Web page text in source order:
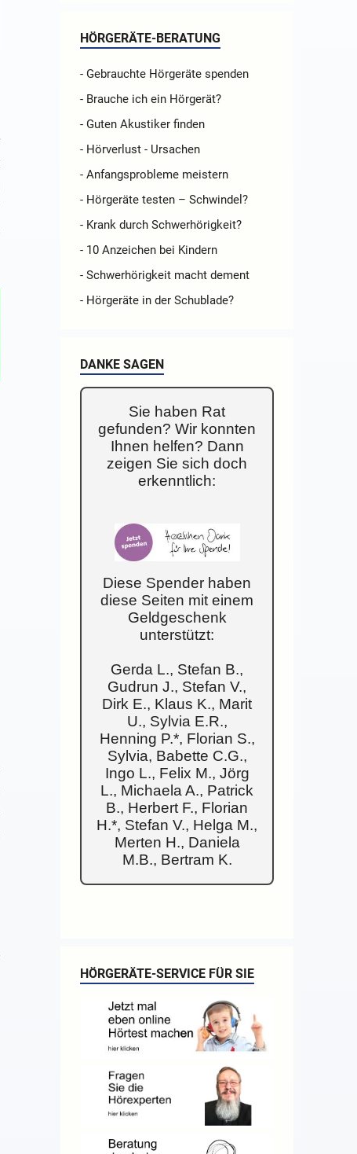
HÖRGERÄTE-BERATUNG
- Gebrauchte Hörgeräte spenden
- Brauche ich ein Hörgerät?
- Guten Akustiker finden
- Hörverlust - Ursachen
- Anfangsprobleme meistern
- Hörgeräte testen – Schwindel?
- Krank durch Schwerhörigkeit?
- 10 Anzeichen bei Kindern
- Schwerhörigkeit macht dement
- Hörgeräte in der Schublade?
DANKE SAGEN
Sie haben Rat
gefunden? Wir konnten
Ihnen helfen? Dann
zeigen Sie sich doch
erkenntlich:
Diese Spender haben
diese Seiten mit einem
Geldgeschenk
unterstützt:
Gerda L., Stefan B.,
Gudrun J., Stefan V.,
Dirk E., Klaus K., Marit
U., Sylvia E.R.,
Henning P.*, Florian S.,
Sylvia, Babette C.G.,
Ingo L., Felix M., Jörg
L., Michaela A., Patrick
B., Herbert F., Florian
H.*, Stefan V., Helga M.,
Merten H., Daniela
M.B., Bertram K.
HÖRGERÄTE-SERVICE FÜR SIE